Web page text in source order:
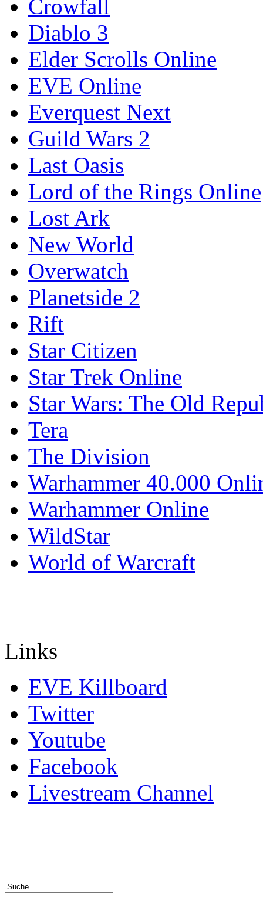
Crowfall
Diablo 3
Elder Scrolls Online
EVE Online
Everquest Next
Guild Wars 2
Last Oasis
Lord of the Rings Online
Lost Ark
New World
Overwatch
Planetside 2
Rift
Star Citizen
Star Trek Online
Star Wars: The Old
Tera
The Division
Warhammer 40.000
Warhammer Online
WildStar
World of Warcraft
Links
EVE Killboard
Twitter
Youtube
Facebook
Livestream Channel